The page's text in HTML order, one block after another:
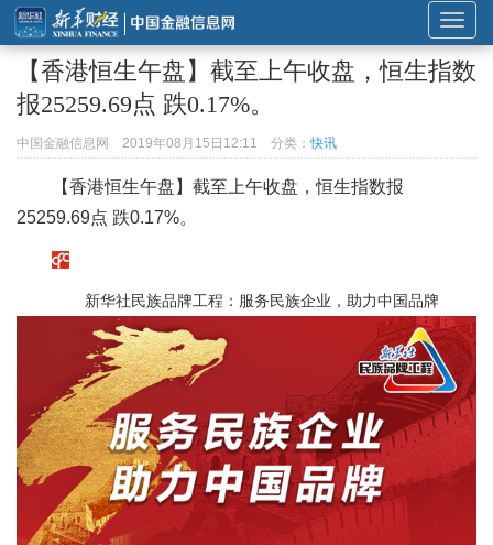
展
开
或
导
【香港恒生午盘】截至上午收盘，恒生指数
报25259.69点 跌0.17%。
中国金融信息网 2019年08月15日12:11 分类：快讯
【香港恒生午盘】截至上午收盘，恒生指数报
25259.69点 跌0.17%。
新华社民族品牌工程：服务民族企业，助力中国品牌